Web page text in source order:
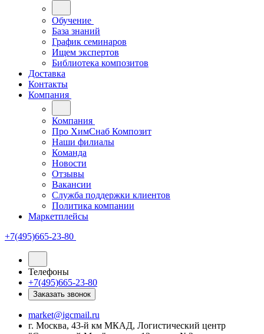
Обучение
База знаний
График семинаров
Ищем экспертов
Библиотека композитов
Доставка
Контакты
Компания
Компания
Про ХимСнаб Композит
Наши филиалы
Команда
Новости
Отзывы
Вакансии
Служба поддержки клиентов
Политика компании
Маркетплейсы
+7(495)665-23-80
Телефоны
+7(495)665-23-80
Заказать звонок
market@igcmail.ru
г. Москва, 43-й км МКАД, Логистический центр